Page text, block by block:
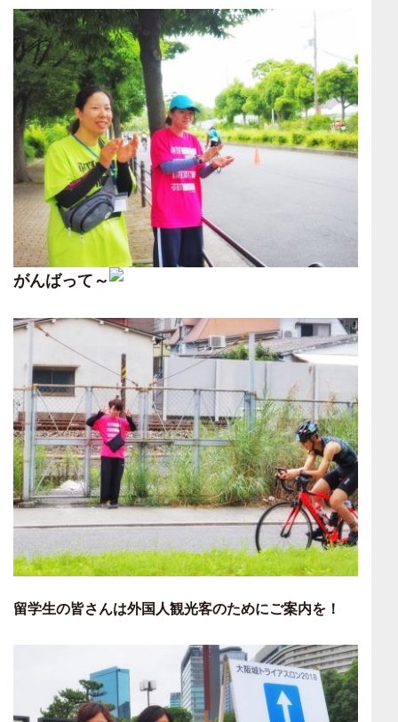
がんばって～
留学生の皆さんは外国人観光客のためにご案内を！